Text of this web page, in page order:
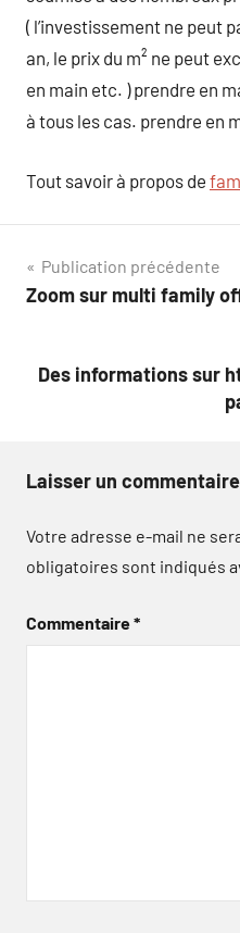
( l’investissement ne peut
an, le prix du m² ne peut
en main etc. ) prendre en
à tous les cas. prendre en
Tout savoir à propos de
Navigation
de
Publication précédente
Zoom sur multi family
Des informations sur
Laisser un commentaire
Votre adresse e-mail ne
obligatoires sont indiqués
Commentaire*